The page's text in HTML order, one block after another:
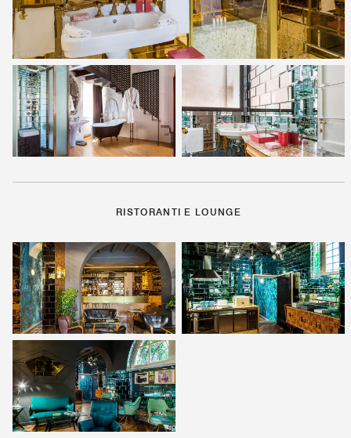
RISTORANTI E LOUNGE